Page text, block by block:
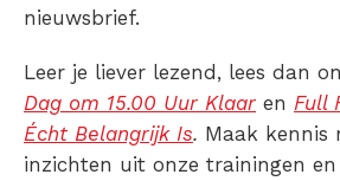
nieuwsbrief.
Leer je liever lezend, lees dan
Dag om 15.00 Uur Klaar en Full
Écht Belangrijk Is. Maak kennis
inzichten uit onze trainingen